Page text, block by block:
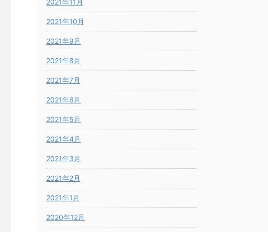
2021年11月
2021年10月
2021年9月
2021年8月
2021年7月
2021年6月
2021年5月
2021年4月
2021年3月
2021年2月
2021年1月
2020年12月